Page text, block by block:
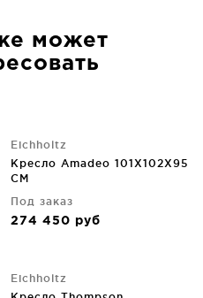
может
Eichholtz
Кресло Amadeo 101X102X95
CM
Под заказ
274 450 руб
Eichholtz